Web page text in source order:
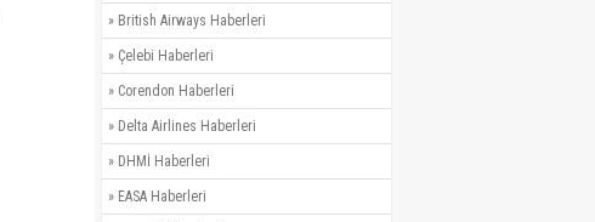
» British Airways Haberleri
» Çelebi Haberleri
» Corendon Haberleri
» Delta Airlines Haberleri
» DHMİ Haberleri
» EASA Haberleri